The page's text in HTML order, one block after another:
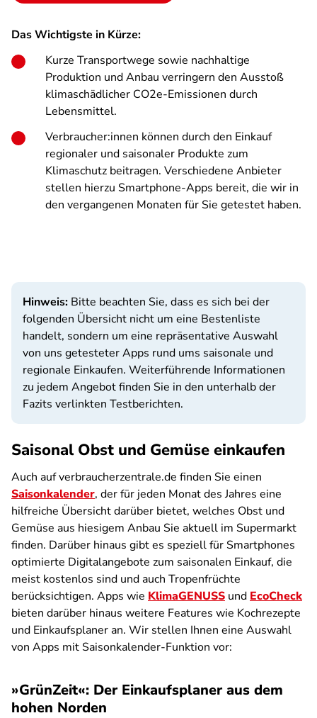
Das Wichtigste in Kürze:
Kurze Transportwege sowie nachhaltige
Produktion und Anbau verringern den Ausstoß
klimaschädlicher CO2e-Emissionen durch
Lebensmittel.
Verbraucher:innen können durch den Einkauf
regionaler und saisonaler Produkte zum
Klimaschutz beitragen. Verschiedene Anbieter
stellen hierzu Smartphone-Apps bereit, die wir in
den vergangenen Monaten für Sie getestet haben.
Hinweis: Bitte beachten Sie, dass es sich bei der
folgenden Übersicht nicht um eine Bestenliste
handelt, sondern um eine repräsentative Auswahl
von uns getesteter Apps rund ums saisonale und
regionale Einkaufen. Weiterführende Informationen
zu jedem Angebot finden Sie in den unterhalb der
Fazits verlinkten Testberichten.
Saisonal Obst und Gemüse einkaufen
Auch auf verbraucherzentrale.de finden Sie einen
Saisonkalender, der für jeden Monat des Jahres eine
hilfreiche Übersicht darüber bietet, welches Obst und
Gemüse aus hiesigem Anbau Sie aktuell im Supermarkt
finden. Darüber hinaus gibt es speziell für Smartphones
optimierte Digitalangebote zum saisonalen Einkauf, die
meist kostenlos sind und auch Tropenfrüchte
berücksichtigen. Apps wie KlimaGENUSS und EcoCheck
bieten darüber hinaus weitere Features wie Kochrezepte
und Einkaufsplaner an. Wir stellen Ihnen eine Auswahl
von Apps mit Saisonkalender-Funktion vor:
»GrünZeit«: Der Einkaufsplaner aus dem
hohen Norden